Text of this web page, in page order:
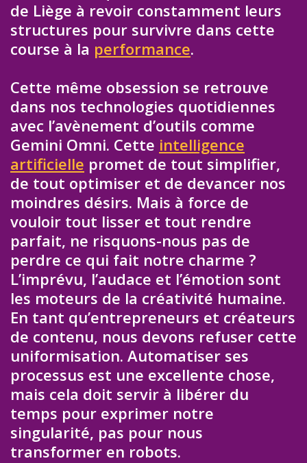
de Liège à revoir constamment leurs
structures pour survivre dans cette
course à la performance.
Cette même obsession se retrouve
dans nos technologies quotidiennes
avec l’avènement d’outils comme
Gemini Omni. Cette intelligence
artificielle promet de tout simplifier,
de tout optimiser et de devancer nos
moindres désirs. Mais à force de
vouloir tout lisser et tout rendre
parfait, ne risquons-nous pas de
perdre ce qui fait notre charme ?
L’imprévu, l’audace et l’émotion sont
les moteurs de la créativité humaine.
En tant qu’entrepreneurs et créateurs
de contenu, nous devons refuser cette
uniformisation. Automatiser ses
processus est une excellente chose,
mais cela doit servir à libérer du
temps pour exprimer notre
singularité, pas pour nous
transformer en robots.